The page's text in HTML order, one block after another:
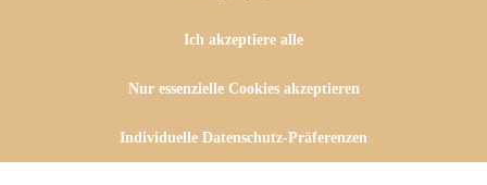
Ich akzeptiere alle
Nur essenzielle Cookies akzeptieren
Individuelle Datenschutz-Präferenzen